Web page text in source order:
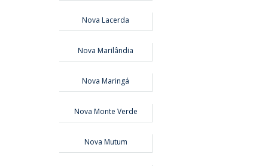
Nova Lacerda
Nova Marilândia
Nova Maringá
Nova Monte Verde
Nova Mutum